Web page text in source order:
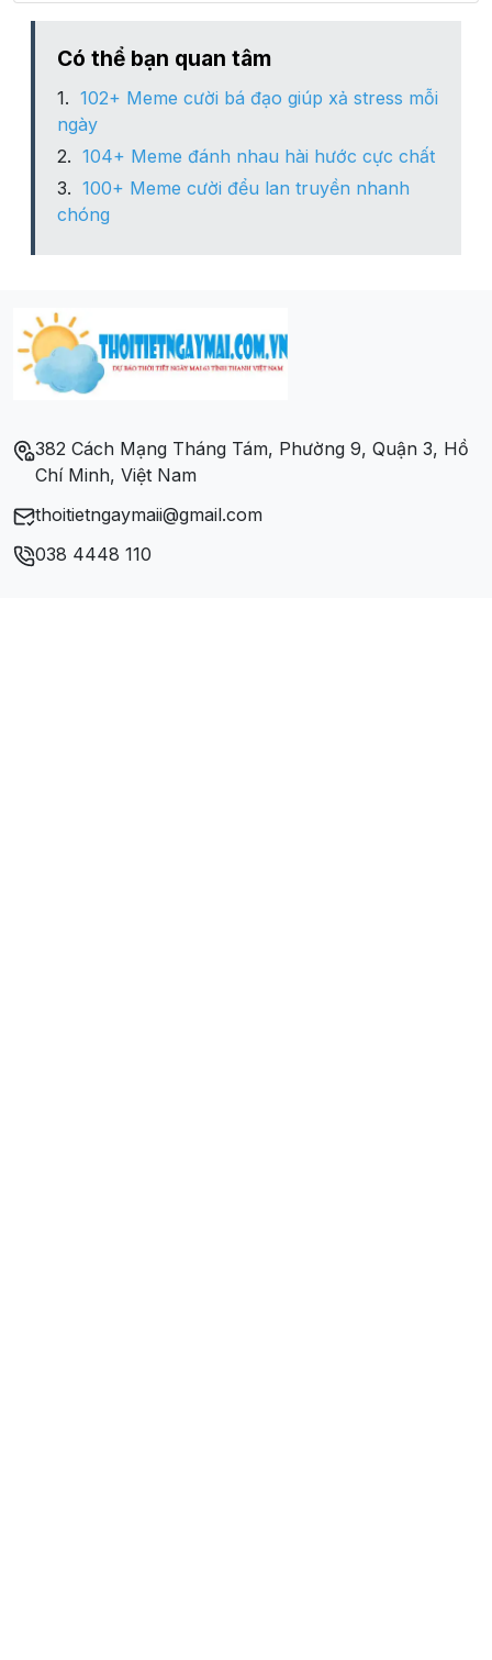
Xã Tân Lập
Xã Tân Ninh
Xã Tân Thành
Có thể bạn quan tâm
102+ Meme cười bá đạo giúp xả stress mỗi
ngày
104+ Meme đánh nhau hài hước cực chất
100+ Meme cười đểu lan truyền nhanh
chóng
382 Cách Mạng Tháng Tám, Phường 9, Quận 3, Hồ
Chí Minh, Việt Nam
thoitietngaymaii@gmail.com
038 4448 110